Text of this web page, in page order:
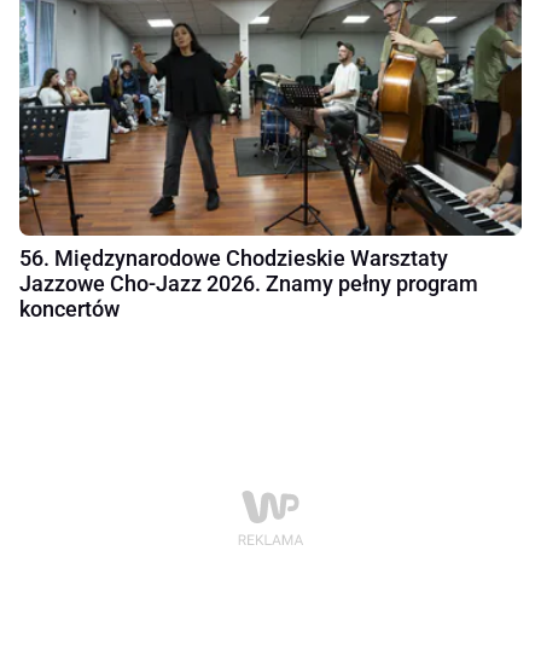
56. Międzynarodowe Chodzieskie Warsztaty
Jazzowe Cho-Jazz 2026. Znamy pełny program
koncertów